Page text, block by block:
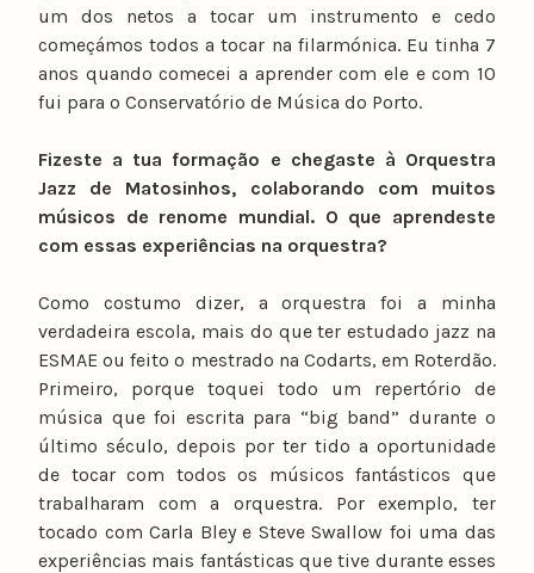
um dos netos a tocar um instrumento e cedo
começámos todos a tocar na filarmónica. Eu tinha 7
anos quando comecei a aprender com ele e com 10
fui para o Conservatório de Música do Porto.
Fizeste a tua formação e chegaste à Orquestra
Jazz de Matosinhos, colaborando com muitos
músicos de renome mundial. O que aprendeste
com essas experiências na orquestra?
Como costumo dizer, a orquestra foi a minha
verdadeira escola, mais do que ter estudado jazz na
ESMAE ou feito o mestrado na Codarts, em Roterdão.
Primeiro, porque toquei todo um repertório de
música que foi escrita para “big band” durante o
último século, depois por ter tido a oportunidade
de tocar com todos os músicos fantásticos que
trabalharam com a orquestra. Por exemplo, ter
tocado com Carla Bley e Steve Swallow foi uma das
experiências mais fantásticas que tive durante esses